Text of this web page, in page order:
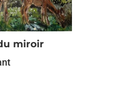
miroir